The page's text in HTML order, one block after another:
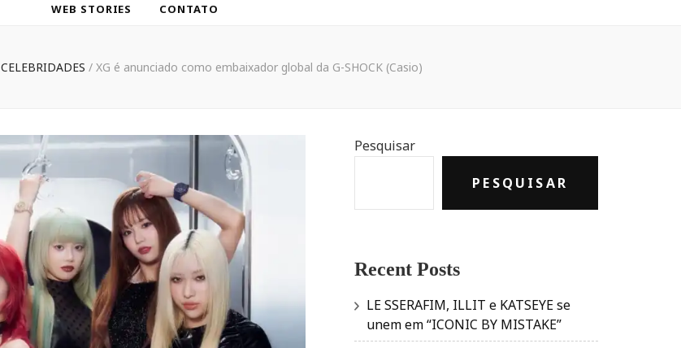
WEB STORIES
CONTATO
CELEBRIDADES / XG é anunciado como embaixador global da G-SHOCK (Casio)
Pesquisar
PESQUISAR
Recent Posts
LE SSERAFIM, ILLIT e KATSEYE se
unem em “ICONIC BY MISTAKE”